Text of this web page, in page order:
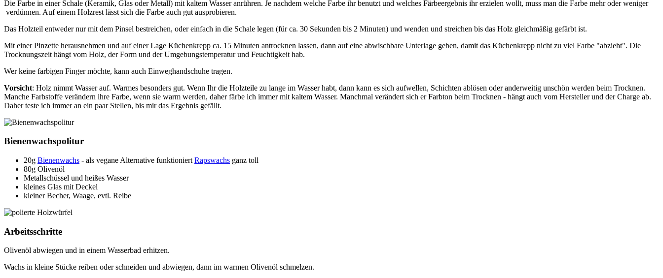
Die Farbe in einer Schale (Keramik, Glas oder Metall) mit kaltem Wasser anrühren. Je nachdem welche Farbe ihr benutzt und welches Färbeergebnis ihr erzielen wollt, muss man die Farbe mehr oder weniger
verdünnen. Auf einem Holzrest lässt sich die Farbe auch gut ausprobieren.
Das Holzteil entweder nur mit dem Pinsel bestreichen, oder einfach in die Schale legen (für ca. 30 Sekunden bis 2 Minuten) und wenden und streichen bis das Holz gleichmäßig gefärbt ist.
Mit einer Pinzette herausnehmen und auf einer Lage Küchenkrepp ca. 15 Minuten antrocknen lassen, dann auf eine abwischbare Unterlage geben, damit das Küchenkrepp nicht zu viel Farbe "abzieht". Die
Trocknungszeit hängt vom Holz, der Form und der Umgebungstemperatur und Feuchtigkeit hab.
Wer keine farbigen Finger möchte, kann auch Einweghandschuhe tragen.
Vorsicht: Holz nimmt Wasser auf. Warmes besonders gut. Wenn Ihr die Holzteile zu lange im Wasser habt, dann kann es sich aufwellen, Schichten ablösen oder anderweitig unschön werden beim Trocknen.
Manche Farbstoffe verändern ihre Farbe, wenn sie warm werden, daher färbe ich immer mit kaltem Wasser. Manchmal verändert sich er Farbton beim Trocknen - hängt auch vom Hersteller und der Charge ab.
Daher teste ich immer an ein paar Stellen, bis mir das Ergebnis gefällt.
Bienenwachspolitur
20g Bienenwachs - als vegane Alternative funktioniert Rapswachs ganz toll
80g Olivenöl
Metallschüssel und heißes Wasser
kleines Glas mit Deckel
kleiner Becher, Waage, evtl. Reibe
Arbeitsschritte
Olivenöl abwiegen und in einem Wasserbad erhitzen.
Wachs in kleine Stücke reiben oder schneiden und abwiegen, dann im warmen Olivenöl schmelzen.